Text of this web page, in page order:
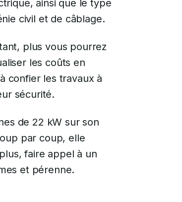
ainsi que le type
civil et de câblage.
plus vous pourrez
les coûts en
confier les travaux à
sécurité.
de 22 kW sur son
par coup, elle
faire appel à un
et pérenne.